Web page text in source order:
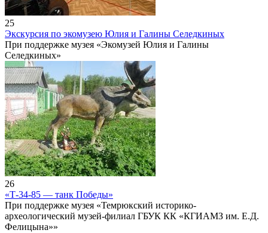
25
Экскурсия по экомузею Юлия и Галины Селедкиных
При поддержке музея «Экомузей Юлия и Галины
Селедкиных»
26
«Т-34-85 — танк Победы»
При поддержке музея «Темрюкский историко-
археологический музей-филиал ГБУК КК «КГИАМЗ им. Е.Д.
Фелицына»»